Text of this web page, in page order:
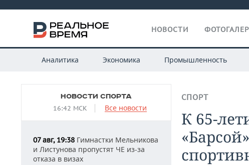
НОВОСТИ
Аналитика Экономика Промышленность
НОВОСТИ СПОРТА
16:42 МСК Все новости
07 авг, 19:38 Гимнастки Мельникова
и Листунова пропустят ЧЕ из-за
отказа в визах
СПОРТ
К 65-